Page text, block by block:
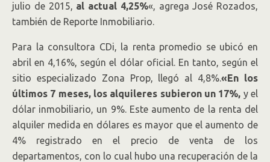
julio de 2015, al actual 4,25%«, agrega José Rozados,
también de Reporte Inmobiliario.
Para la consultora CDi, la renta promedio se ubicó en
abril en 4,16%, según el dólar oficial. En tanto, según el
sitio especializado Zona Prop, llegó al 4,8%.«En los
últimos 7 meses, los alquileres subieron un 17%, y el
dólar inmobiliario, un 9%. Este aumento de la renta del
alquiler medida en dólares es mayor que el aumento de
4% registrado en el precio de venta de los
departamentos, con lo cual hubo una recuperación de la